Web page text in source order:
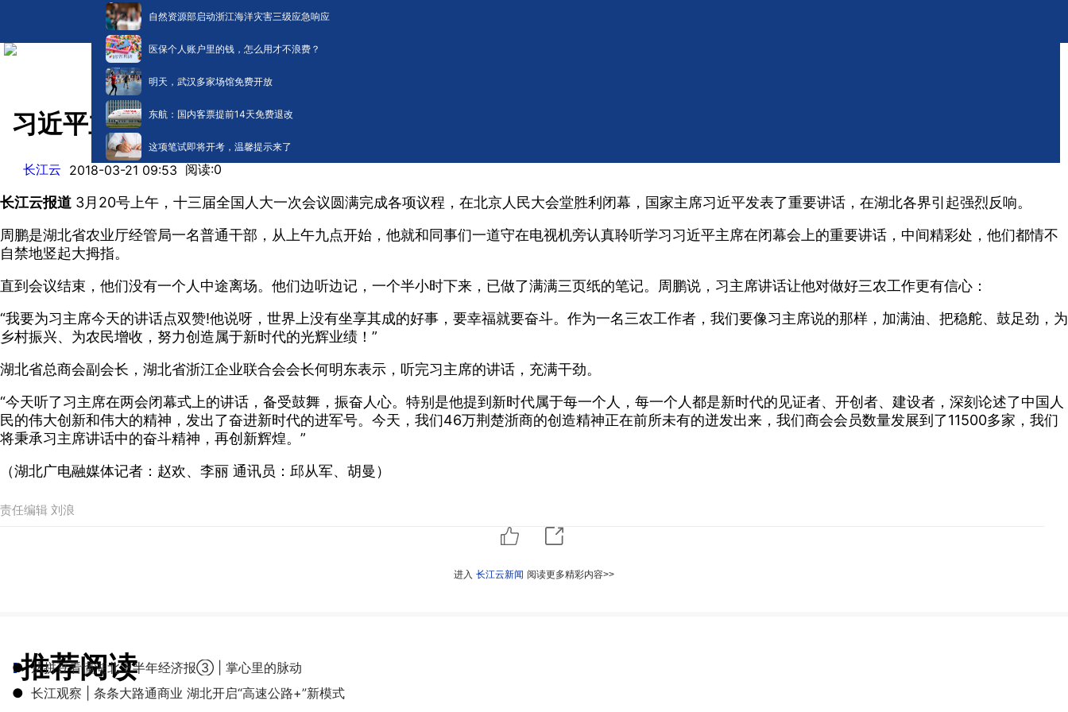
自然资源部启动浙江海洋灾害三级应急响应
医保个人账户里的钱，怎么用才不浪费？
明天，武汉多家场馆免费开放
东航：国内客票提前14天免费退改
这项笔试即将开考，温馨提示来了
习近平主席重要讲话在湖北各界引起强烈反响
长江云 2018-03-21 09:53 阅读:0
长江云报道 3月20号上午，十三届全国人大一次会议圆满完成各项议程，在北京人民大会堂胜利闭幕，国家主席习近平发表了重要讲话，在湖北各界引起强烈反响。
周鹏是湖北省农业厅经管局一名普通干部，从上午九点开始，他就和同事们一道守在电视机旁认真聆听学习习近平主席在闭幕会上的重要讲话，中间精彩处，他们都情不
自禁地竖起大拇指。
直到会议结束，他们没有一个人中途离场。他们边听边记，一个半小时下来，已做了满满三页纸的笔记。周鹏说，习主席讲话让他对做好三农工作更有信心：
“我要为习主席今天的讲话点双赞!他说呀，世界上没有坐享其成的好事，要幸福就要奋斗。作为一名三农工作者，我们要像习主席说的那样，加满油、把稳舵、鼓足劲，为
乡村振兴、为农民增收，努力创造属于新时代的光辉业绩！”
湖北省总商会副会长，湖北省浙江企业联合会会长何明东表示，听完习主席的讲话，充满干劲。
“今天听了习主席在两会闭幕式上的讲话，备受鼓舞，振奋人心。特别是他提到新时代属于每一个人，每一个人都是新时代的见证者、开创者、建设者，深刻论述了中国人
民的伟大创新和伟大的精神，发出了奋进新时代的进军号。今天，我们46万荆楚浙商的创造精神正在前所未有的迸发出来，我们商会会员数量发展到了11500多家，我们
将秉承习主席讲话中的奋斗精神，再创新辉煌。”
（湖北广电融媒体记者：赵欢、李丽 通讯员：邱从军、胡曼）
责任编辑 刘浪
进入 长江云新闻 阅读更多精彩内容>>
推荐阅读
● 从拼豆看懂湖北上半年经济报③ | 掌心里的脉动
● 长江观察 | 条条大路通商业 湖北开启“高速公路+”新模式